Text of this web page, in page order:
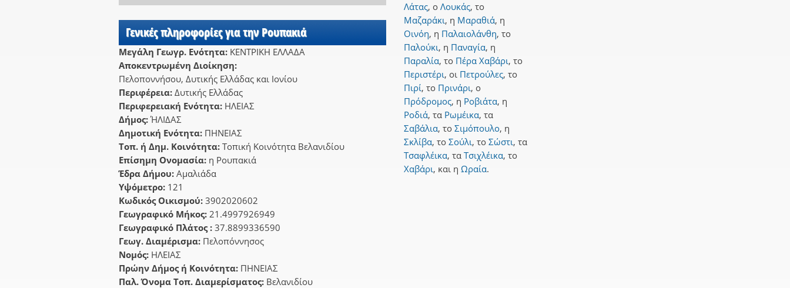
Γενικές πληροφορίες για την Ρουπακιά
Μεγάλη Γεωγρ. Ενότητα: ΚΕΝΤΡΙΚΗ ΕΛΛΑΔΑ
Αποκεντρωμένη Διοίκηση:
Πελοποννήσου, Δυτικής Ελλάδας και Ιονίου
Περιφέρεια: Δυτικής Ελλάδας
Περιφερειακή Ενότητα: ΗΛΕΙΑΣ
Δήμος:ΉΛΙΔΑΣ
Δημοτική Ενότητα: ΠΗΝΕΙΑΣ
Τοπ. ή Δημ. Κοινότητα: Τοπική Κοινότητα Βελανιδίου
Επίσημη Ονομασία: η Ρουπακιά
Έδρα Δήμου: Αμαλιάδα
Υψόμετρο: 121
Κωδικός Οικισμού: 3902020602
Γεωγραφικό Μήκος: 21.4997926949
Γεωγραφικό Πλάτος : 37.8899336590
Γεωγ. Διαμέρισμα: Πελοπόννησος
Νομός: ΗΛΕΙΑΣ
Πρώην Δήμος ή Κοινότητα: ΠΗΝΕΙΑΣ
Παλ. Όνομα Τοπ. Διαμερίσματος: Βελανιδίου
Λάτας, ο Λουκάς, το
Μαζαράκι, η Μαραθιά, η
Οινόη, η Παλαιολάνθη, το
Παλούκι, η Παναγία, η
Παραλία, το Πέρα Χαβάρι, το
Περιστέρι, οι Πετρούλες, το
Πιρί, το Πρινάρι, ο
Πρόδρομος, η Ροβιάτα, η
Ροδιά, τα Ρωμέικα, τα
Σαβάλια, το Σιμόπουλο, η
Σκλίβα, το Σούλι, το Σώστι, τα
Τσαφλέικα, τα Τσιχλέικα, το
Χαβάρι, και η Ωραία.